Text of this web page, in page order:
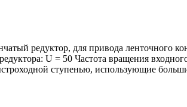
редуктор, для привода
U = 50 Частота вращения
ступенью, использующие